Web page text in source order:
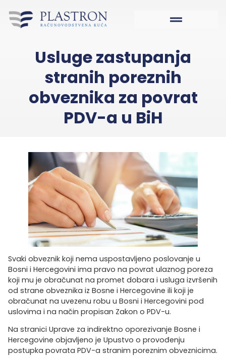
Usluge zastupanja
stranih poreznih
obveznika za povrat
PDV-a u BiH
Svaki obveznik koji nema uspostavljeno poslovanje u
Bosni i Hercegovini ima pravo na povrat ulaznog poreza
koji mu je obračunat na promet dobara i usluga izvršenih
od strane obveznika iz Bosne i Hercegovine ili koji je
obračunat na uvezenu robu u Bosni i Hercegovini pod
uslovima i na način propisan Zakon o PDV-u.
Na stranici Uprave za indirektno oporezivanje Bosne i
Hercegovine objavljeno je Upustvo o provođenju
postupka povrata PDV-a stranim poreznim obveznicima.